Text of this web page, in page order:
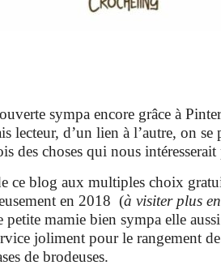
sympa encore grâce à
lecteur, d’un lien à l’autre, on se
des choses qui nous intéresserait
ce blog aux multiples choix
en 2018 (à visiter plus
petite mamie bien sympa elle
joliment pour le rangement
de brodeuses.